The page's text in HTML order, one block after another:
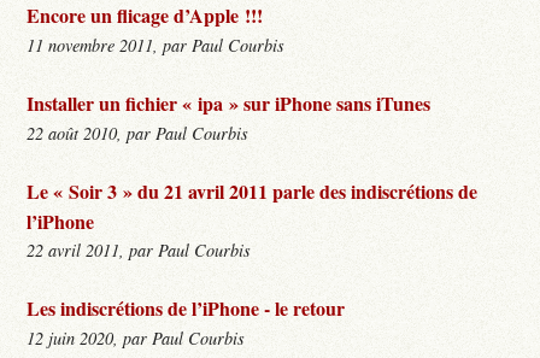
Encore un flicage d’Apple !!!
11 novembre 2011, par Paul Courbis
Installer un fichier « ipa » sur iPhone sans iTunes
22 août 2010, par Paul Courbis
Le « Soir 3 » du 21 avril 2011 parle des indiscrétions de
l’iPhone
22 avril 2011, par Paul Courbis
Les indiscrétions de l’iPhone - le retour
12 juin 2020, par Paul Courbis